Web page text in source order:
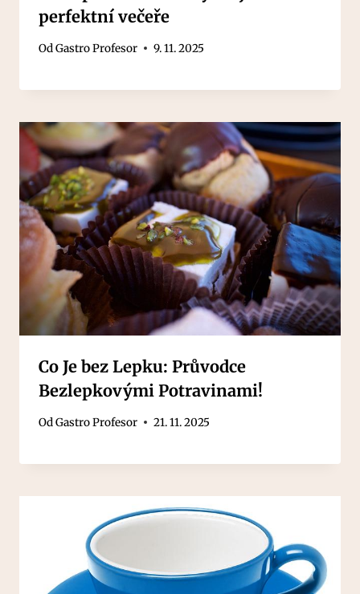
perfektní večeře
OdGastro Profesor 9. 11. 2025
Co Je bez Lepku: Průvodce
Bezlepkovými Potravinami!
OdGastro Profesor 21. 11. 2025